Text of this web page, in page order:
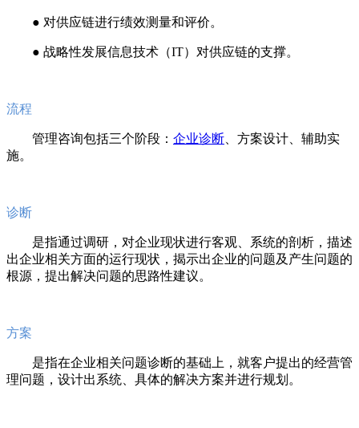
● 对供应链进行绩效测量和评价。
● 战略性发展信息技术（IT）对供应链的支撑。
流程
管理咨询包括三个阶段： 企业诊断 、方案设计、辅助实
施。
诊断
是指通过调研，对企业现状进行客观、系统的剖析，描述
出企业相关方面的运行现状，揭示出企业的问题及产生问题的
根源，提出解决问题的思路性建议。
方案
是指在企业相关问题诊断的基础上，就客户提出的经营管
理问题，设计出系统、具体的解决方案并进行规划。